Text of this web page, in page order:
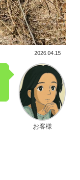
2026.04.15
お客様